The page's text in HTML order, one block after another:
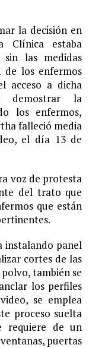
la decisión en
Clínica estaba
sin las medidas
de los enfermos
acceso a dicha
demostrar la
los enfermos,
falleció media
el día 13 de
voz de protesta
del trato que
que están
instalando panel
cortes de las
también se
los perfiles
se emplea
proceso suelta
requiere de un
puertas